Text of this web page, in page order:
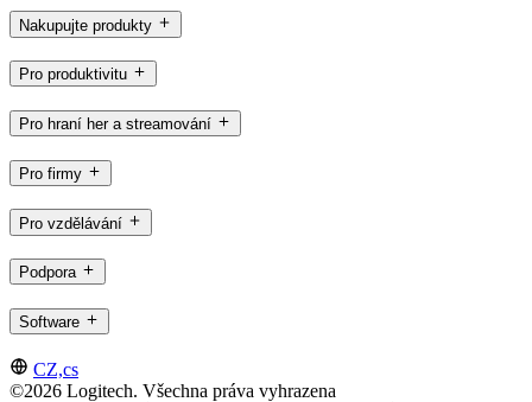
Nakupujte produkty
Pro produktivitu
Pro hraní her a streamování
Pro firmy
Pro vzdělávání
Podpora
Software
CZ,cs
©2026 Logitech. Všechna práva vyhrazena